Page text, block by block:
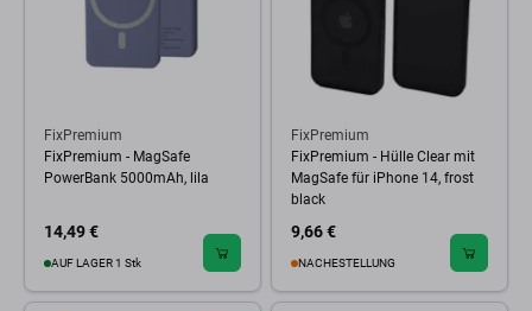
FixPremium
FixPremium - MagSafe
PowerBank 5000mAh, lila
14,49 €
AUF LAGER 1 Stk
FixPremium
FixPremium - Hülle Clear mit
MagSafe für iPhone 14, frost
black
9,66 €
NACHESTELLUNG